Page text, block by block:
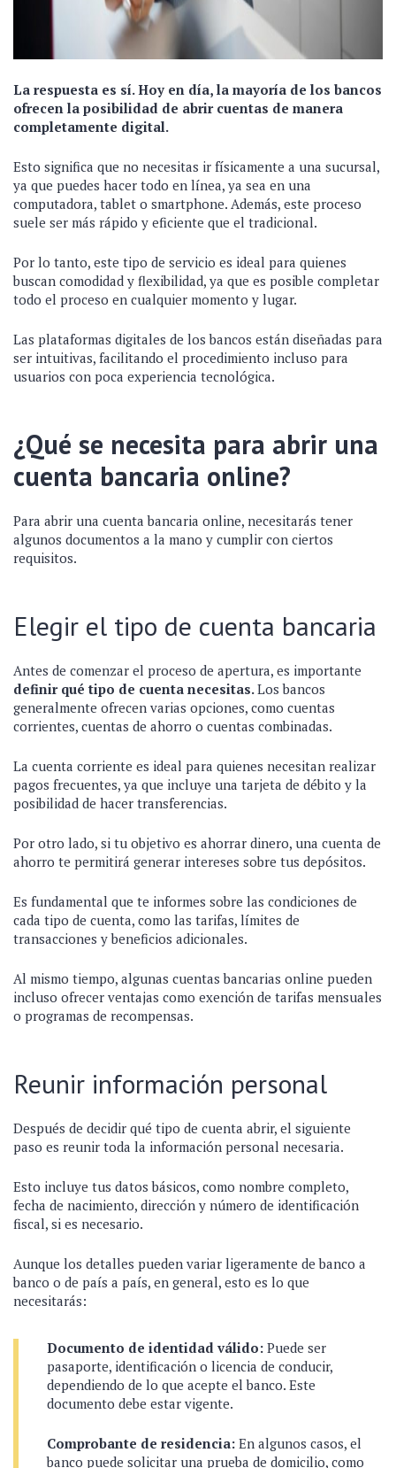
La respuesta es sí. Hoy en día, la mayoría de los bancos
ofrecen la posibilidad de abrir cuentas de manera
completamente digital.
Esto significa que no necesitas ir físicamente a una sucursal,
ya que puedes hacer todo en línea, ya sea en una
computadora, tablet o smartphone. Además, este proceso
suele ser más rápido y eficiente que el tradicional.
Por lo tanto, este tipo de servicio es ideal para quienes
buscan comodidad y flexibilidad, ya que es posible completar
todo el proceso en cualquier momento y lugar.
Las plataformas digitales de los bancos están diseñadas para
ser intuitivas, facilitando el procedimiento incluso para
usuarios con poca experiencia tecnológica.
¿Qué se necesita para abrir una
cuenta bancaria online?
Para abrir una cuenta bancaria online, necesitarás tener
algunos documentos a la mano y cumplir con ciertos
requisitos.
Elegir el tipo de cuenta bancaria
Antes de comenzar el proceso de apertura, es importante
definir qué tipo de cuenta necesitas.Los bancos
generalmente ofrecen varias opciones, como cuentas
corrientes, cuentas de ahorro o cuentas combinadas.
La cuenta corriente es ideal para quienes necesitan realizar
pagos frecuentes, ya que incluye una tarjeta de débito y la
posibilidad de hacer transferencias.
Por otro lado, si tu objetivo es ahorrar dinero, una cuenta de
ahorro te permitirá generar intereses sobre tus depósitos.
Es fundamental que te informes sobre las condiciones de
cada tipo de cuenta, como las tarifas, límites de
transacciones y beneficios adicionales.
Al mismo tiempo, algunas cuentas bancarias online pueden
incluso ofrecer ventajas como exención de tarifas mensuales
o programas de recompensas.
Reunir información personal
Después de decidir qué tipo de cuenta abrir, el siguiente
paso es reunir toda la información personal necesaria.
Esto incluye tus datos básicos, como nombre completo,
fecha de nacimiento, dirección y número de identificación
fiscal, si es necesario.
Aunque los detalles pueden variar ligeramente de banco a
banco o de país a país, en general, esto es lo que
necesitarás:
Documento de identidad válido: Puede ser
pasaporte, identificación o licencia de conducir,
dependiendo de lo que acepte el banco. Este
documento debe estar vigente.
Comprobante de residencia: En algunos casos, el
banco puede solicitar una prueba de domicilio, como